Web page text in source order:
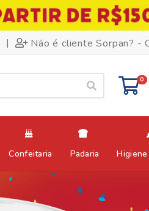
| Não é cliente Sorpan? -
0
Confeitaria Padaria